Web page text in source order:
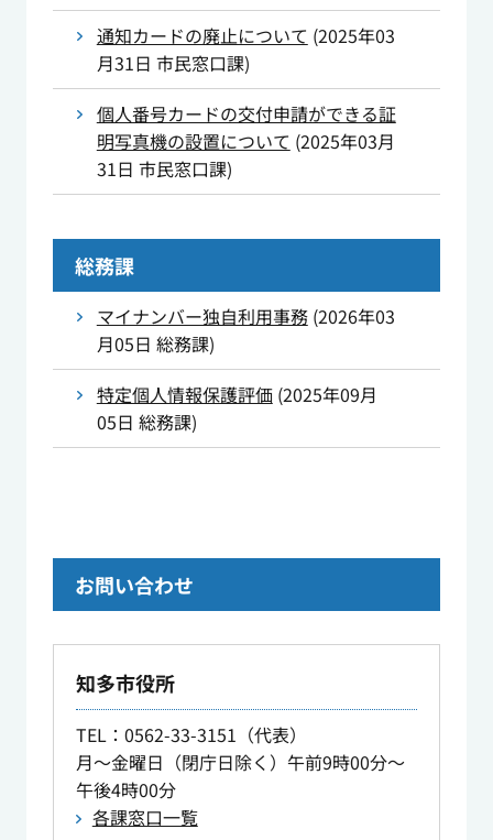
通知カードの廃止について (2025年03
月31日 市民窓口課)
個人番号カードの交付申請ができる証
明写真機の設置について (2025年03月
31日 市民窓口課)
総務課
マイナンバー独自利用事務(2026年03
月05日 総務課)
特定個人情報保護評価(2025年09月
05日 総務課)
お問い合わせ
知多市役所
TEL：0562-33-3151（代表）
月～金曜日（閉庁日除く）午前9時00分～
午後4時00分
各課窓口一覧